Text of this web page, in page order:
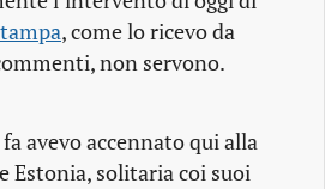
, come lo ricevo da
non servono.
avevo accennato qui alla
Estonia, solitaria coi suoi